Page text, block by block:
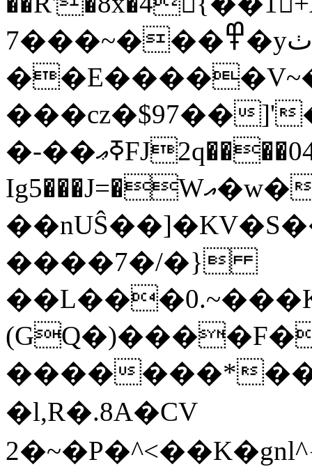
߾���~���7�yٺp��ml�^�.z�[$�b&'�C�zA(�e����?
���cz�$97��
�-��ߧޢFJ2q����04U^��m
Ig5���J=�Wއ�w��)�^v!
����7�/�}
�������*
�l, R�.8A�CV